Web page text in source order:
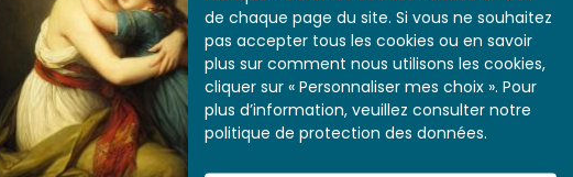
de chaque page du site. Si vous ne souhaitez
pas accepter tous les cookies ou en savoir
plus sur comment nous utilisons les cookies,
cliquer sur « Personnaliser mes choix ». Pour
plus d’information, veuillez consulter notre
politique de protection des données.